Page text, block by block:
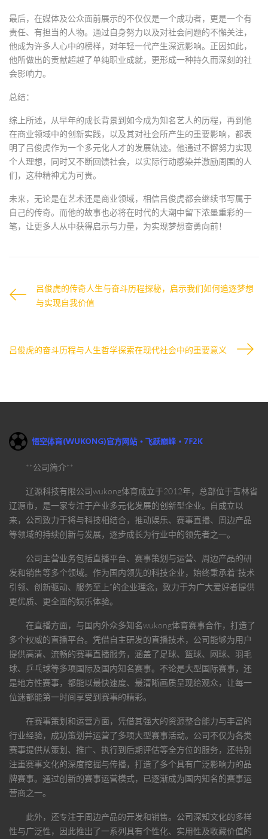
最后，在媒体及公众面前展示的不仅仅是一个成功者，更是一个有
责任、有担当的人物。通过自身努力以及对社会问题的不懈关注，
他成为许多人心中的榜样，对年轻一代产生深远影响。正因如此，
他所做出的贡献超越了单纯职业成就，更形成一种持久而深刻的社
会影响力。
总结：
综上所述，从早年的成长背景到如今成为知名艺人的历程，再到他
在商业领域中的创新实践，以及其对社会所产生的重要影响，都表
明了吕俊虎作为一个多元化人才的发展轨迹。他通过不懈努力实现
个人理想，同时又不断回馈社会，以实际行动感染并激励周围的人
们，这种精神尤为可贵。
未来，无论是在艺术还是商业领域，相信吕俊虎都会继续书写属于
自己的传奇。而他的故事也必将在时代的大潮中留下浓墨重彩的一
笔，让更多人从中获得启示与力量，为实现梦想奋勇向前！
吕俊虎的传奇人生与奋斗历程探秘，启示我们如何追逐梦想
与实现自我价值
吕俊虎的奋斗历程与人生哲学探索在现代社会中的重要意义
**公司简介**
辽源科技有限公司wukong体育成立于2012年，总部位于吉林省
辽源市，是一家专注于产业多元化发展的创新型企业。自成立以
来，公司致力于将与科技相结合，推动娱乐、赛事直播、周边产品
等领域的持续创新与发展，逐步成长为行业中的领先者之一。
公司主营业务包括直播平台、赛事策划与运营、周边产品的研
发和销售等多个领域。作为国内领先的科技企业，始终秉承着“技术
引领、创新驱动、服务至上”的企业理念，致力于为广大爱好者提供
更优质、更全面的娱乐体验。
在直播方面，与国内外众多知名wukong体育赛事合作，打造了
多个权威的直播平台。凭借自主研发的直播技术，公司能够为用户
提供高清、流畅的赛事直播服务，涵盖了足球、篮球、网球、羽毛
球、乒乓球等多项国际及国内知名赛事。不论是大型国际赛事，还
是地方性赛事，都能以最快速度、最清晰画质呈现给观众，让每一
位迷都能第一时间享受到赛事的精彩。
在赛事策划和运营方面，凭借其强大的资源整合能力与丰富的
行业经验，成功策划并运营了多项大型赛事活动。公司不仅为各类
赛事提供从策划、推广、执行到后期评估等全方位的服务，还特别
注重赛事文化的深度挖掘与传播，打造了多个具有广泛影响力的品
牌赛事。通过创新的赛事运营模式，已逐渐成为国内知名的赛事运
营商之一。
此外，还专注于周边产品的开发和销售。公司深知文化的多样
性与广泛性，因此推出了一系列具有个性化、实用性及收藏价值的